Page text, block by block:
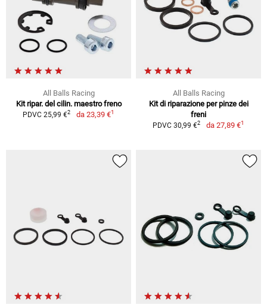
All Balls Racing
Kit ripar. del cilin. maestro freno
PDVC 25,99 €2 da 23,39 €1
All Balls Racing
Kit di riparazione per pinze dei
freni
PDVC 30,99 €2 da 27,89 €1